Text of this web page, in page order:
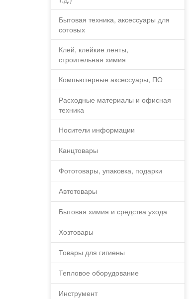
Бытовая техника, аксессуары для
сотовых
Клей, клейкие ленты,
строительная химия
Компьютерные аксессуары, ПО
Расходные материалы и офисная
техника
Носители информации
Канцтовары
Фототовары, упаковка, подарки
Автотовары
Бытовая химия и средства ухода
Хозтовары
Товары для гигиены
Тепловое оборудование
Инструмент